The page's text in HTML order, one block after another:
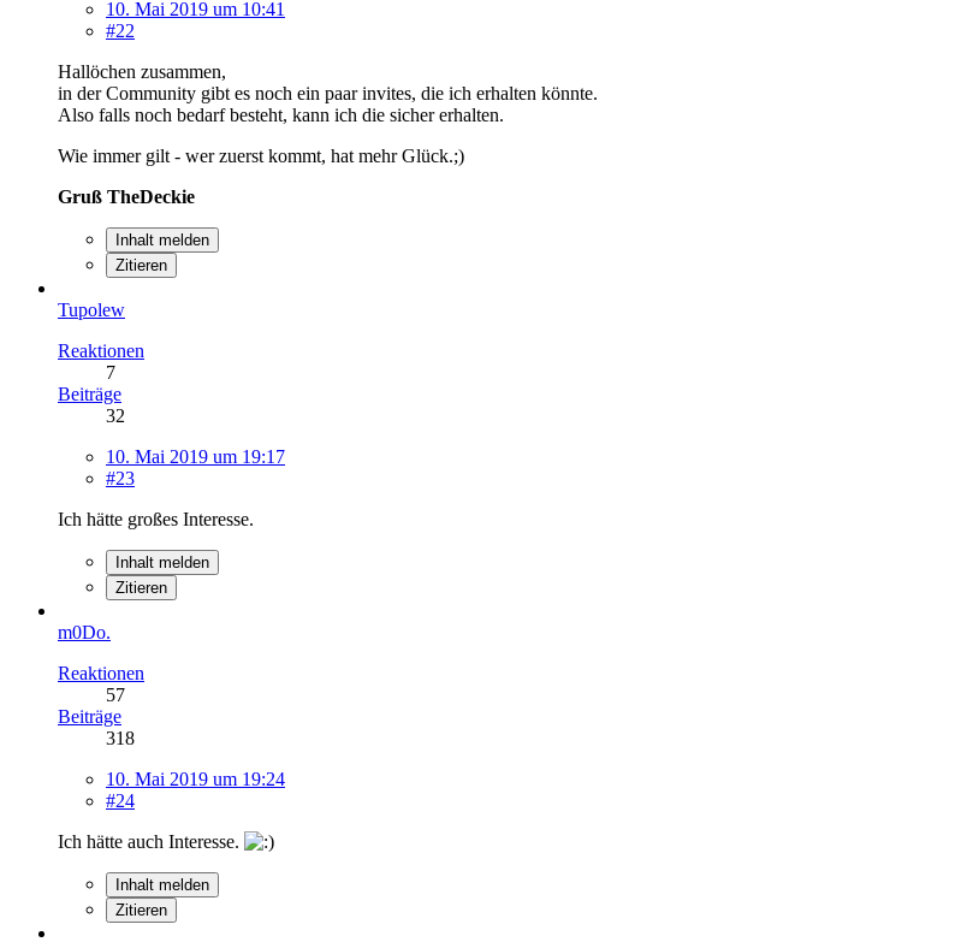
10. Mai 2019 um 10:41
#22
Hallöchen zusammen,
in der Community gibt es noch ein paar invites, die ich erhalten könnte.
Also falls noch bedarf besteht, kann ich die sicher erhalten.
Wie immer gilt - wer zuerst kommt, hat mehr Glück.;)
Gruß TheDeckie
Inhalt melden
Zitieren
Tupolew
Reaktionen
7
Beiträge
32
10. Mai 2019 um 19:17
#23
Ich hätte großes Interesse.
Inhalt melden
Zitieren
m0Do.
Reaktionen
57
Beiträge
318
10. Mai 2019 um 19:24
#24
Ich hätte auch Interesse.
Inhalt melden
Zitieren